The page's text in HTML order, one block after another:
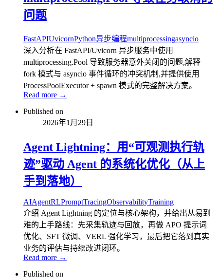
问题
FastAPIUvicornPython异步编程multiprocessingasyncio
深入分析在 FastAPI/Uvicorn 异步服务中使用
multiprocessing.Pool 导致服务器意外关闭的问题,解释
fork 模式与 asyncio 事件循环的冲突机制,并提供使用
ProcessPoolExecutor + spawn 模式的完整解决方案。
Read more →
Published on
2026年1月29日
Agent Lightning：用“可观测执行轨
迹”驱动 Agent 的系统化优化（从上
手到落地）
AIAgentRLPromptTracingObservabilityTraining
介绍 Agent Lightning 的定位与核心架构，并给出从易到
难的上手路线：先采集轨迹与回放，再做 APO 提示词
优化、SFT 微调、VERL 强化学习，最后把它落到真实
业务的评估与持续改进闭环。
Read more →
Published on